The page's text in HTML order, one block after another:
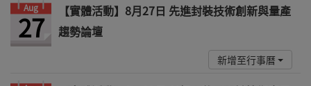
Aug
27
【實體活動】8月27日 先進封裝技術創新與量產
趨勢論壇
新增至行事曆